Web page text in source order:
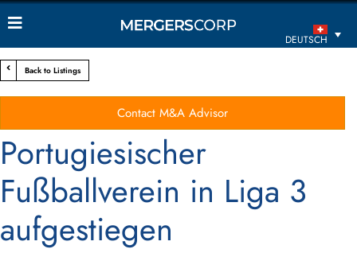
DEUTSCH
Back to Listings
Contact M&A Advisor
Portugiesischer
Fußballverein in Liga 3
aufgestiegen